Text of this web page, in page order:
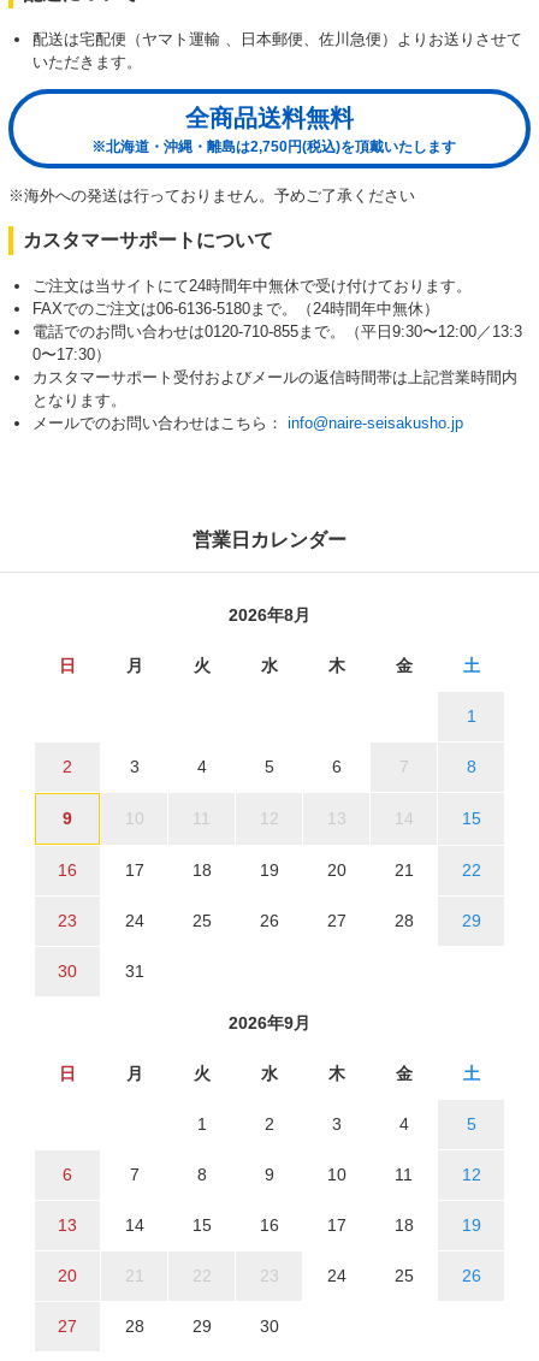
配送は宅配便（ヤマト運輸 、日本郵便、佐川急便）よりお送りさせて
いただきます。
全商品送料無料
※北海道・沖縄・離島は2,750円(税込)を頂戴いたします
※海外への発送は行っておりません。予めご了承ください
カスタマーサポートについて
ご注文は当サイトにて24時間年中無休で受け付けております。
FAXでのご注文は06-6136-5180まで。（24時間年中無休）
電話でのお問い合わせは0120-710-855まで。（平日9:30〜12:00／13:3
0〜17:30）
カスタマーサポート受付およびメールの返信時間帯は上記営業時間内
となります。
メールでのお問い合わせはこちら： info@naire-seisakusho.jp
営業日カレンダー
2026年8月
日 月 火 水 木 金 土
1
2 3 4 5 6 7 8
9 10 11 12 13 14 15
16 17 18 19 20 21 22
23 24 25 26 27 28 29
30 31
2026年9月
日 月 火 水 木 金 土
1 2 3 4 5
6 7 8 9 10 11 12
13 14 15 16 17 18 19
20 21 22 23 24 25 26
27 28 29 30